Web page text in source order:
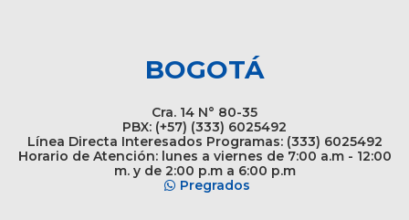
BOGOTÁ
Cra. 14 N° 80-35
PBX: (+57) (333) 6025492
Línea Directa Interesados Programas: (333) 6025492
Horario de Atención: lunes a viernes de 7:00 a.m - 12:00
m. y de 2:00 p.m a 6:00 p.m
Pregrados